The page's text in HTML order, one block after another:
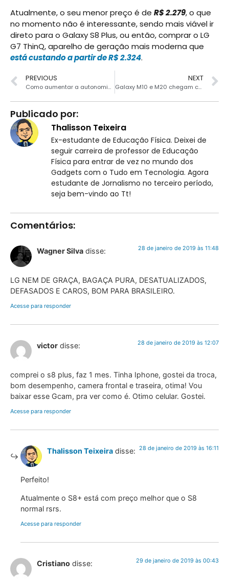
Atualmente, o seu menor preço é de R$ 2.279, o que
no momento não é interessante, sendo mais viável ir
direto para o Galaxy S8 Plus, ou então, comprar o LG
G7 ThinQ, aparelho de geração mais moderna que
está custando a partir de R$ 2.324.
PREVIOUS
Como aumentar a autonomia de Bateria do seu Moto G ou Moto Z
NEXT
Galaxy M10 e M20 chegam com tela Infinity-V e preços agressivos
Publicado por:
Thalisson Teixeira
Ex-estudante de Educação Física. Deixei de
seguir carreira de professor de Educação
Física para entrar de vez no mundo dos
Gadgets com o Tudo em Tecnologia. Agora
estudante de Jornalismo no terceiro período,
seja bem-vindo ao Tt!
Comentários:
Wagner Silva disse: 28 de janeiro de 2019 às 11:48
LG NEM DE GRAÇA, BAGAÇA PURA, DESATUALIZADOS,
DEFASADOS E CAROS, BOM PARA BRASILEIRO.
Acesse para responder
victor disse: 28 de janeiro de 2019 às 12:07
comprei o s8 plus, faz 1 mes. Tinha Iphone, gostei da troca,
bom desempenho, camera frontal e traseira, otima! Vou
baixar esse Gcam, pra ver como é. Otimo celular. Gostei.
Acesse para responder
Thalisson Teixeira disse: 28 de janeiro de 2019 às 16:11
Perfeito!
Atualmente o S8+ está com preço melhor que o S8
normal rsrs.
Acesse para responder
Cristiano disse: 29 de janeiro de 2019 às 00:43